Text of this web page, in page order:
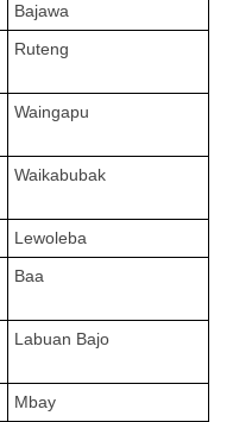
Bajawa
Ruteng
Waingapu
Waikabubak
Lewoleba
Baa
Labuan Bajo
Mbay